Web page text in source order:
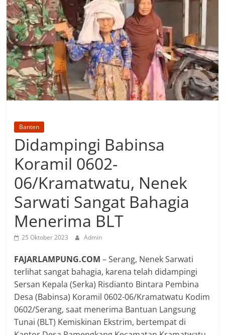
Banten
Didampingi Babinsa
Koramil 0602-
06/Kramatwatu, Nenek
Sarwati Sangat Bahagia
Menerima BLT
25 Oktober 2023 Admin
FAJARLAMPUNG.COM – Serang, Nenek Sarwati
terlihat sangat bahagia, karena telah didampingi
Sersan Kepala (Serka) Risdianto Bintara Pembina
Desa (Babinsa) Koramil 0602-06/Kramatwatu Kodim
0602/Serang, saat menerima Bantuan Langsung
Tunai (BLT) Kemiskinan Ekstrim, bertempat di